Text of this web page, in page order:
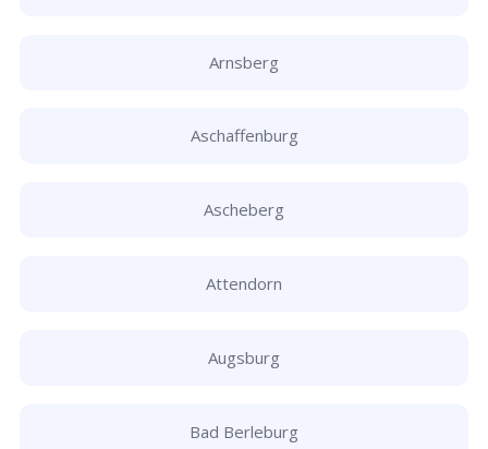
Arnsberg
Aschaffenburg
Ascheberg
Attendorn
Augsburg
Bad Berleburg